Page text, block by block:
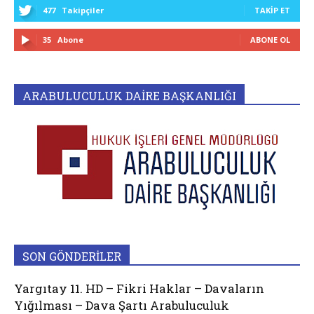
477 Takipçiler TAKIP ET
35 Abone ABONE OL
ARABULUCULUK DAİRE BAŞKANLIĞI
SON GÖNDERİLER
Yargıtay 11. HD – Fikri Haklar – Davaların
Yığılması – Dava Şartı Arabuluculuk